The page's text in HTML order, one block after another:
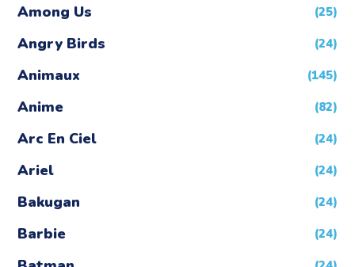
Among Us (25)
Angry Birds (24)
Animaux (145)
Anime (82)
Arc En Ciel (24)
Ariel (24)
Bakugan (24)
Barbie (24)